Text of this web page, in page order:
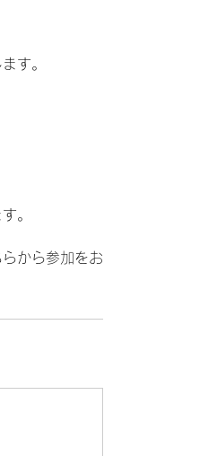
す。
。
から参加をお